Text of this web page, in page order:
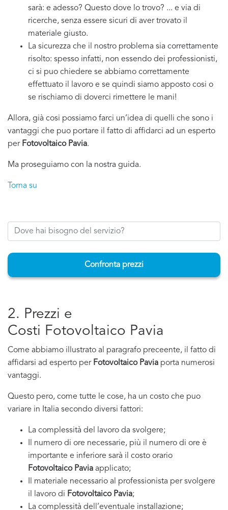
sarà: e adesso? Questo dove lo trovo? ... e via di
ricerche, senza essere sicuri di aver trovato il
materiale giusto.
La sicurezza che il nostro problema sia correttamente
risolto: spesso infatti, non essendo dei professionisti,
ci si puo chiedere se abbiamo correttamente
effettuato il lavoro e se quindi siamo apposto cosi o
se rischiamo di doverci rimettere le mani!
Allora, già cosi possiamo farci un’idea di quelli che sono i
vantaggi che puo portare il fatto di affidarci ad un esperto
per Fotovoltaico Pavia.
Ma proseguiamo con la nostra guida.
Torna su
Confronta prezzi
2. Prezzi e
Costi Fotovoltaico Pavia
Come abbiamo illustrato al paragrafo preceente, il fatto di
affidarsi ad esperto per Fotovoltaico Pavia porta numerosi
vantaggi.
Questo pero, come tutte le cose, ha un costo che puo
variare in Italia secondo diversi fattori:
La complessità del lavoro da svolgere;
Il numero di ore necessarie, più il numero di ore è
importante e inferiore sarà il costo orario
Fotovoltaico Pavia applicato;
Il materiale necessario al professionista per svolgere
il lavoro di Fotovoltaico Pavia;
La complessità dell’eventuale installazione;